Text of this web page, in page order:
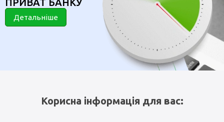
Детальніше
Корисна інформація для вас: